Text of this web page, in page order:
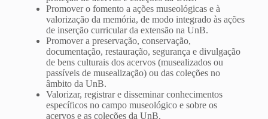
Promover o fomento a ações museológicas e à
valorização da memória, de modo integrado às ações
de inserção curricular da extensão na UnB.
Promover a preservação, conservação,
documentação, restauração, segurança e divulgação
de bens culturais dos acervos (musealizados ou
passíveis de musealização) ou das coleções no
âmbito da UnB.
Valorizar, registrar e disseminar conhecimentos
específicos no campo museológico e sobre os
acervos e as coleções da UnB.